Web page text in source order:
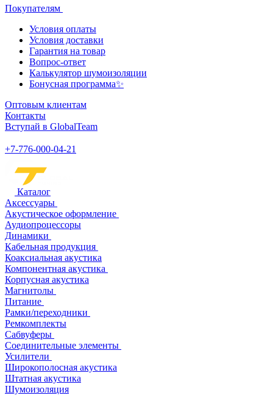
Покупателям
Условия оплаты
Условия доставки
Гарантия на товар
Вопрос-ответ
Калькулятор шумоизоляции
Бонусная программа✨
Оптовым клиентам
Контакты
Вступай в GlobalTeam
+7-776-000-04-21
Каталог
Аксессуары
Акустическое оформление
Аудиопроцессоры
Динамики
Кабельная продукция
Коаксиальная акустика
Компонентная акустика
Корпусная акустика
Магнитолы
Питание
Рамки/переходники
Ремкомплекты
Сабвуферы
Соединительные элементы
Усилители
Широкополосная акустика
Штатная акустика
Шумоизоляция